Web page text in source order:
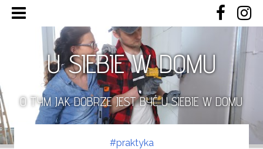
U SIEBIE W DOMU
O TYM JAK DOBRZE JEST BYĆ U SIEBIE W DOMU
#praktyka